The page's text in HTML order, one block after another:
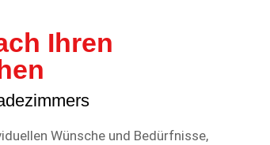
Ihren
Wünsche und Bedürfnisse,